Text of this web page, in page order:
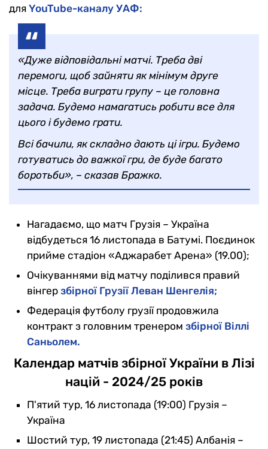
для YouTube-каналу УАФ:
«Дуже відповідальні матчі. Треба дві
перемоги, щоб зайняти як мінімум друге
місце. Треба виграти групу – це головна
задача. Будемо намагатись робити все для
цього і будемо грати.
Всі бачили, як складно дають ці ігри. Будемо
готуватись до важкої гри, де буде багато
боротьби», – сказав Бражко.
Нагадаємо, що матч Грузія – Україна
відбудеться 16 листопада в Батумі. Поєдинок
прийме стадіон «Аджарабет Арена» (19.00);
Очікуваннями від матчу поділився правий
вінгер збірної Грузії Леван Шенгелія;
Федерація футболу грузії продовжила
контракт з головним тренером збірної Віллі
Саньолем.
Календар матчів збірної України в Лізі
націй - 2024/25 років
П'ятий тур, 16 листопада (19:00) Грузія –
Україна
Шостий тур, 19 листопада (21:45) Албанія –